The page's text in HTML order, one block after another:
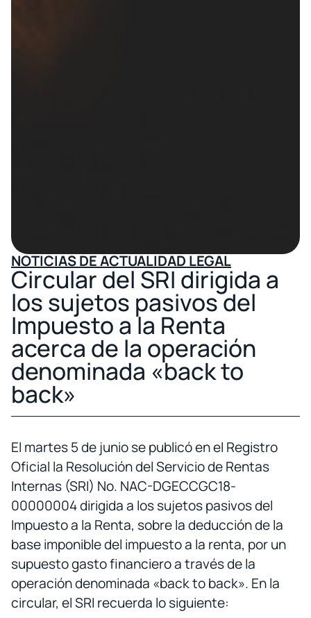
NOTICIAS DE ACTUALIDAD LEGAL
Circular del SRI dirigida a
los sujetos pasivos del
Impuesto a la Renta
acerca de la operación
denominada «back to
back»
El martes 5 de junio se publicó en el Registro
Oficial la Resolución del Servicio de Rentas
Internas (SRI) No. NAC-DGECCGC18-
00000004 dirigida a los sujetos pasivos del
Impuesto a la Renta, sobre la deducción de la
base imponible del impuesto a la renta, por un
supuesto gasto financiero a través de la
operación denominada «back to back». En la
circular, el SRI recuerda lo siguiente: